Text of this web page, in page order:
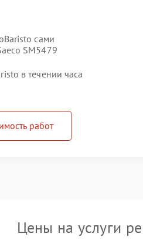
сами
SM5479
в течении часа
работ
Цены на услуги